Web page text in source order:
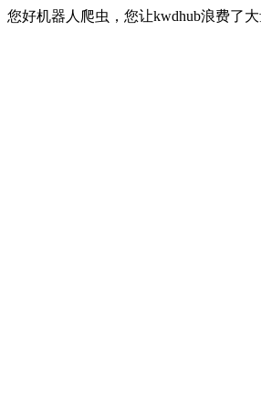
您好机器人爬虫，您让kwdhub浪费了